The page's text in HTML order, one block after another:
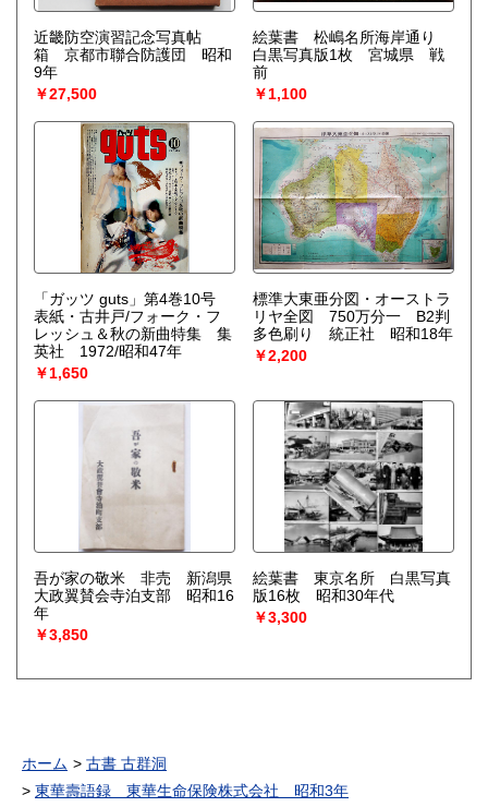
近畿防空演習記念写真帖
箱 京都市聯合防護団 昭和
9年
￥27,500
絵葉書 松嶋名所海岸通り
白黒写真版1枚 宮城県 戦
前
￥1,100
「ガッツ guts」第4巻10号
表紙・古井戸/フォーク・フ
レッシュ＆秋の新曲特集 集
英社 1972/昭和47年
￥1,650
標準大東亜分図・オーストラ
リヤ全図 750万分一 B2判
多色刷り 統正社 昭和18年
￥2,200
吾が家の敬米 非売 新潟県
大政翼賛会寺泊支部 昭和16
年
￥3,850
絵葉書 東京名所 白黒写真
版16枚 昭和30年代
￥3,300
ホーム
古書 古群洞
東華壽語録 東華生命保険株式会社 昭和3年